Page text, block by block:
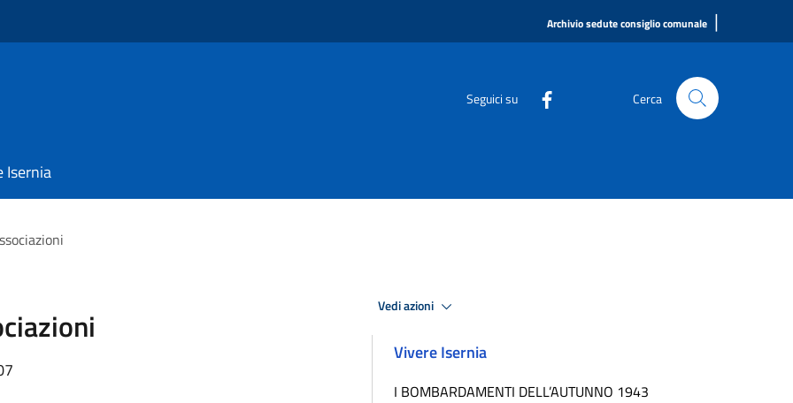
Archivio sedute consiglio comunale |
Seguici su Cerca
Isernia
Vedi azioni
Vivere Isernia
I BOMBARDAMENTI DELL’AUTUNNO 1943